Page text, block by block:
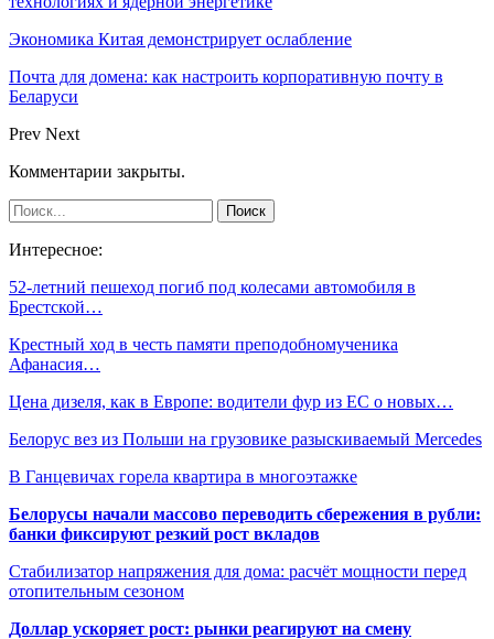
Экономика Китая демонстрирует ослабление
Почта для домена: как настроить корпоративную почту в
Беларуси
Prev Next
Комментарии закрыты.
Интересное:
52-летний пешеход погиб под колесами автомобиля в
Брестской…
Крестный ход в честь памяти преподобномученика
Афанасия…
Цена дизеля, как в Европе: водители фур из ЕС о новых…
Белорус вез из Польши на грузовике разыскиваемый Mercedes
В Ганцевичах горела квартира в многоэтажке
Белорусы начали массово переводить сбережения в рубли:
банки фиксируют резкий рост вкладов
Стабилизатор напряжения для дома: расчёт мощности перед
отопительным сезоном
Доллар ускоряет рост: рынки реагируют на смену